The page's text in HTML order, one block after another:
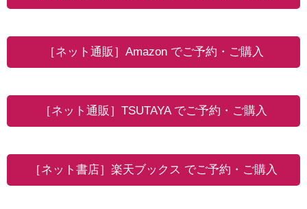
［ネット通販］Amazon でご予約・ご購入
［ネット通販］TSUTAYA でご予約・ご購入
［ネット書店］楽天ブックス でご予約・ご購入